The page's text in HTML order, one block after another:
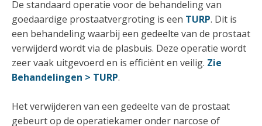
De standaard operatie voor de behandeling van
goedaardige prostaatvergroting is een TURP. Dit is
een behandeling waarbij een gedeelte van de prostaat
verwijderd wordt via de plasbuis. Deze operatie wordt
zeer vaak uitgevoerd en is efficiënt en veilig. Zie
Behandelingen > TURP.
Het verwijderen van een gedeelte van de prostaat
gebeurt op de operatiekamer onder narcose of